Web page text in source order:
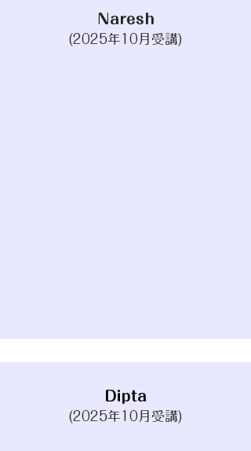
Naresh
(2025年10月受講)
Dipta
(2025年10月受講)